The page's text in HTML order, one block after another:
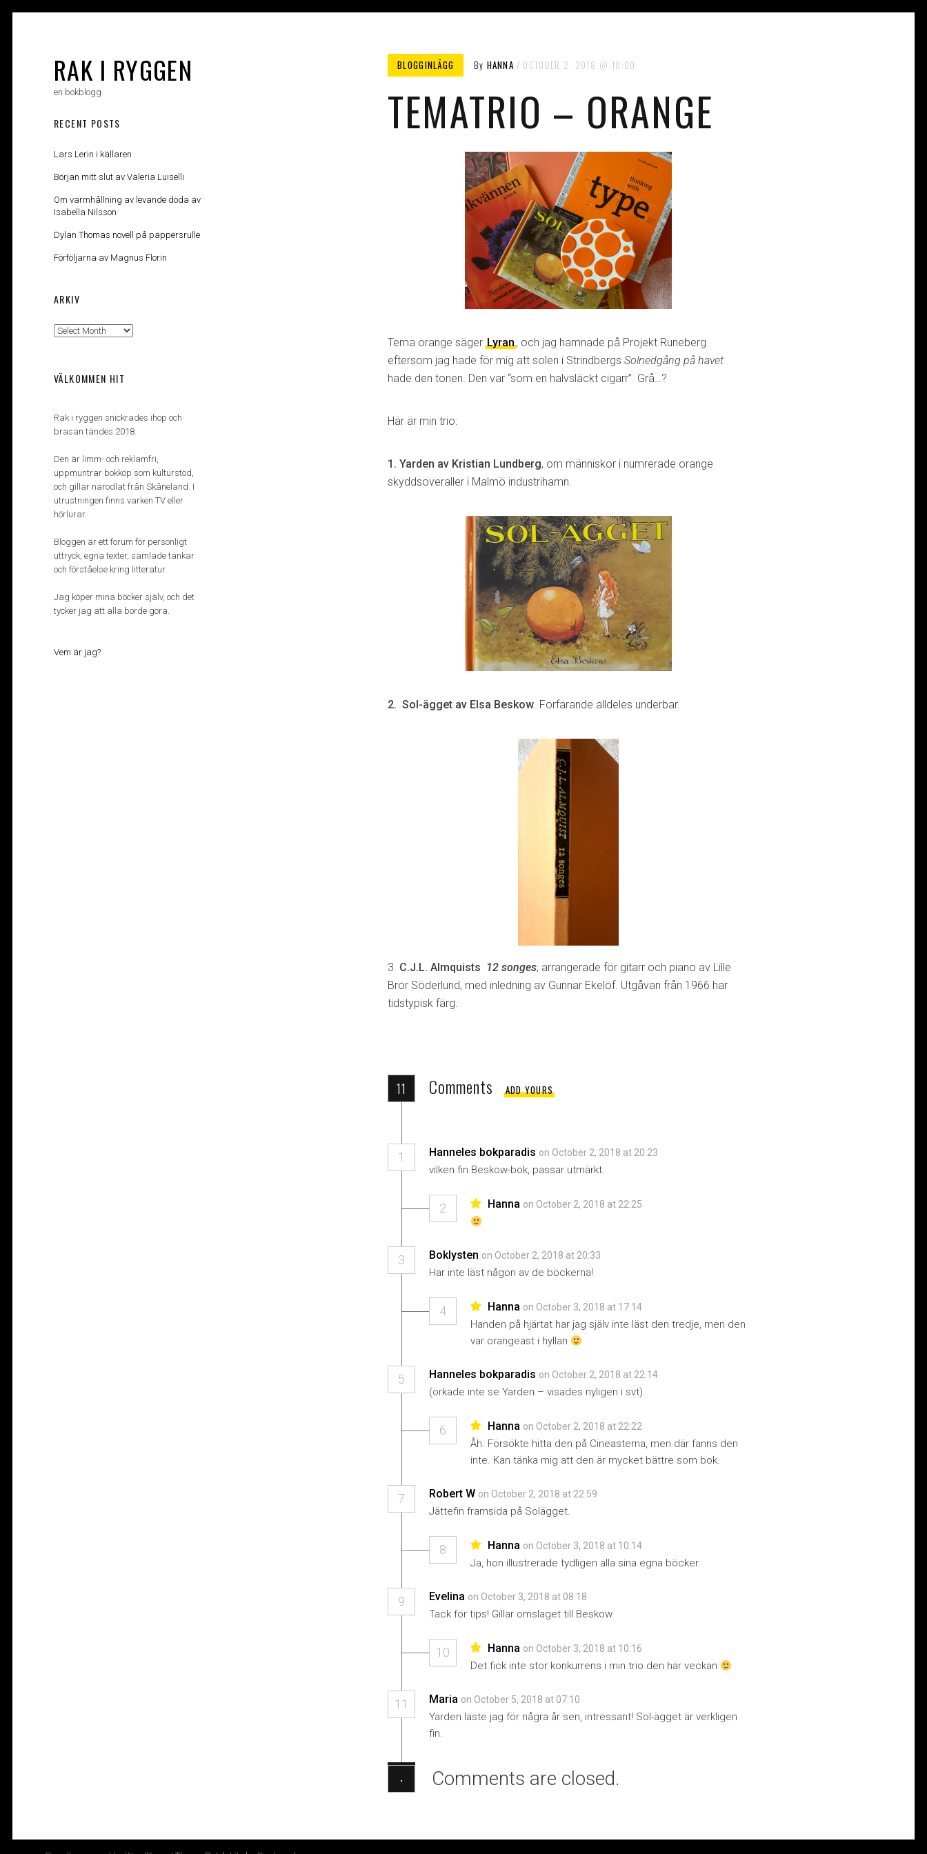
RAK I RYGGEN
en bokblogg
BLOGGINLÄGG By HANNA OCTOBER 2, 2018 18:00
TEMATRIO – ORANGE
Tema orange säger Lyran, och jag hamnade på Projekt Runeberg
eftersom jag hade för mig att solen i Strindbergs Solnedgång på havet
hade den tonen. Den var “som en halvsläckt cigarr”. Grå…?
Här är min trio:
1. Yarden av Kristian Lundberg, om människor i numrerade orange
skyddsoveraller i Malmö industrihamn.
2. Sol-ägget av Elsa Beskow. Forfarande alldeles underbar.
3. C.J.L. Almquists 12 songes, arrangerade för gitarr och piano av Lille
Bror Söderlund, med inledning av Gunnar Ekelöf. Utgåvan från 1966 har
tidstypisk färg.
11 Comments ADD YOURS
1 Hanneles bokparadis on October 2, 2018 at 20:23
vilken fin Beskow-bok, passar utmärkt.
2 Hanna on October 2, 2018 at 22:25
3 Boklysten on October 2, 2018 at 20:33
Har inte läst någon av de böckerna!
4 Hanna on October 3, 2018 at 17:14
Handen på hjärtat har jag själv inte läst den tredje, men den
var orangeast i hyllan
5 Hanneles bokparadis on October 2, 2018 at 22:14
(orkade inte se Yarden – visades nyligen i svt)
6 Hanna on October 2, 2018 at 22:22
Åh. Försökte hitta den på Cineasterna, men där fanns den
inte. Kan tänka mig att den är mycket bättre som bok.
7 Robert W on October 2, 2018 at 22:59
Jättefin framsida på Solägget.
8 Hanna on October 3, 2018 at 10:14
Ja, hon illustrerade tydligen alla sina egna böcker.
9 Evelina on October 3, 2018 at 08:18
Tack för tips! Gillar omslaget till Beskow.
10 Hanna on October 3, 2018 at 10:16
Det fick inte stor konkurrens i min trio den här veckan
11 Maria on October 5, 2018 at 07:10
Yarden läste jag för några år sen, intressant! Sol-ägget är verkligen
fin.
· Comments are closed.
RECENT POSTS
Lars Lerin i källaren
Början mitt slut av Valeria Luiselli
Om varmhållning av levande döda av
Isabella Nilsson
Dylan Thomas novell på pappersrulle
Förföljarna av Magnus Florin
ARKIV
Arkiv
VÄLKOMMEN HIT
Rak i ryggen snickrades ihop och
brasan tändes 2018.
Den är limm- och reklamfri,
uppmuntrar bokköp som kulturstöd,
och gillar närodlat från Skåneland. I
utrustningen finns varken TV eller
hörlurar.
Bloggen är ett forum för personligt
uttryck, egna texter, samlade tankar
och förståelse kring litteratur.
Jag köper mina böcker själv, och det
tycker jag att alla borde göra.
Vem är jag?